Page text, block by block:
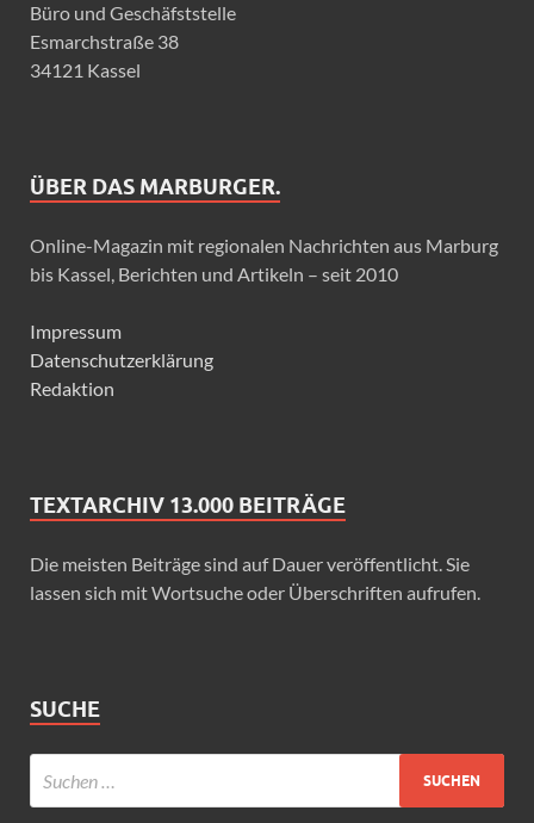
Büro und Geschäfststelle
Esmarchstraße 38
34121 Kassel
ÜBER DAS MARBURGER.
Online-Magazin mit regionalen Nachrichten aus Marburg
bis Kassel, Berichten und Artikeln – seit 2010
Impressum
Datenschutzerklärung
Redaktion
TEXTARCHIV 13.000 BEITRÄGE
Die meisten Beiträge sind auf Dauer veröffentlicht. Sie
lassen sich mit Wortsuche oder Überschriften aufrufen.
SUCHE